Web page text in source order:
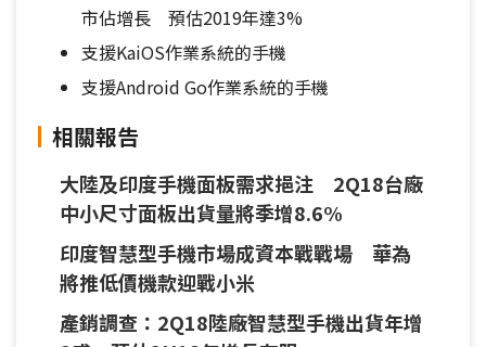
市佔增長 預估2019年達3%
支援KaiOS作業系統的手機
支援Android Go作業系統的手機
相關報告
大陸及印度手機面板需求挹注 2Q18台廠
中小尺寸面板出貨量將季增8.6%
印度智慧型手機市場成資本戰戰場 華為
將推低價機款迎戰小米
產銷調查：2Q18陸廠智慧型手機出貨年增